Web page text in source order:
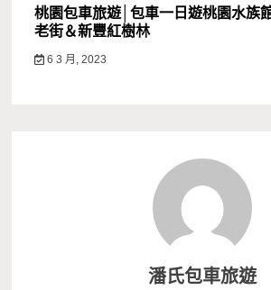
桃園包車旅遊│包車一日遊桃園水族
老街＆新豐紅樹林
6 3 月, 2023
潘氏包車旅遊